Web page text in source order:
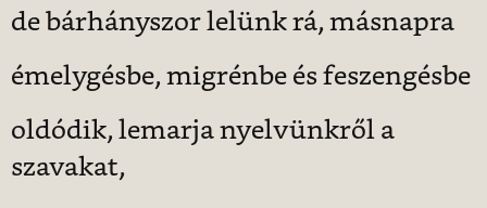
de bárhányszor lelünk rá, másnapra
émelygésbe, migrénbe és feszengésbe
oldódik, lemarja nyelvünkről a
szavakat,